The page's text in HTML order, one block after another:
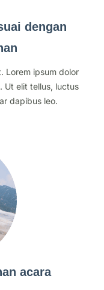
dengan
Lorem ipsum dolor
Ut elit tellus, luctus
dapibus leo.
acara